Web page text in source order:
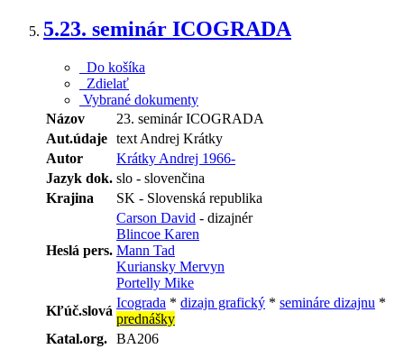
5.23. seminár ICOGRADA
Do košíka
Zdielať
Vybrané dokumenty
Názov
23. seminár ICOGRADA
Aut.údaje text Andrej Krátky
Autor
Krátky Andrej 1966-
Jazyk dok. slo - slovenčina
Krajina
SK - Slovenská republika
Heslá pers.
Carson David - dizajnér
Blincoe Karen
Mann Tad
Kuriansky Mervyn
Portelly Mike
Kľúč.slová
Icograda * dizajn grafický * semináre dizajnu *
prednášky
Katal.org. BA206